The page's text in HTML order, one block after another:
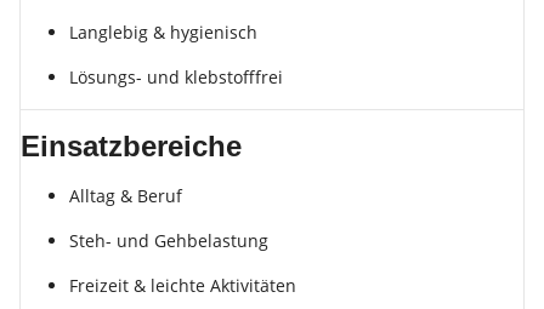
Langlebig & hygienisch
Lösungs- und klebstofffrei
Einsatzbereiche
Alltag & Beruf
Steh- und Gehbelastung
Freizeit & leichte Aktivitäten